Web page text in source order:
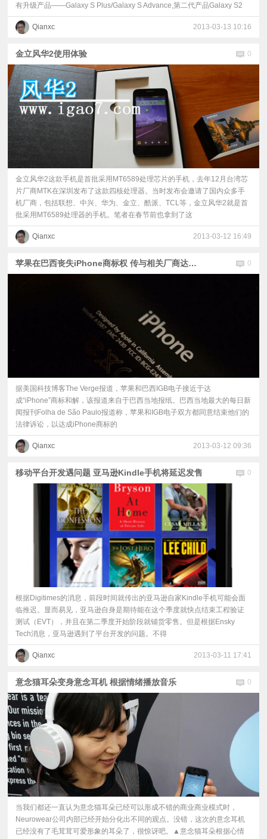
有升级产品——Galaxy S Plus/Galaxy S Advance,第二代产品Galaxy S2
Qianxc 2013-03-13 10:16
金立风华2使用体验 0
金立风华2这款手机是首批采用MT6589处理芯片的手机，去年12月台湾芯
片厂商MTK在深圳发布了这款四核处理器。当时发布会邀请了国内众多手
机厂商，包括联想、中兴、华为、金立、酷派、TCL等，金立风华2就是首
批采用MT6589处理器的手机。笔者在春节前也拿到了这
Qianxc 2013-03-12 16:49
苹果在巴西丧失iPhone商标权 传与相关厂商达成和解 0
据美国科技博客The Verge报道，苹果和巴西IGB电子接近于达
成“iPhone”商标和解，该报道来自于巴西当地报纸。巴西当地最大的每日新
闻报刊Folha de São Paulo报道称，苹果和IGB电子双方都同意结束他们的
法律诉讼，以达成iPhone商标的
Qianxc 2013-03-12 09:36
移动平台开发遇问题 亚马逊Kindle手机将延迟发售 0
根据Digitimes的消息，前段时间就传出的亚马逊自家Kindle手机可能会面
临推迟。显而易见，亚马逊自身是期待能在这个季度就快点结束工程验证
测试（EVT），并且在第二季度开始阶段就铺货零售。但是根据Ensky
Tech消息，亚马逊遇到了平台开发的问题。不得
Qianxc 2013-03-11 17:41
意念猫耳朵变身意念耳机 根据情绪播放音乐 0
当我们都还一直认为意念猫耳朵已经可以形成不错的商业商业模式时，
Neurowear公司内部已经开始分化出不同的观点。没错，这次的意念耳机
已经没有了毛茸茸可爱形象的耳朵了，很惊讶吧。▲意念猫耳朵根据心情